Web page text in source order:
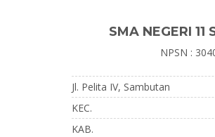
SMA NEGERI 11
NPSN :
Jl. Pelita IV, Sambutan
KEC.
KAB.